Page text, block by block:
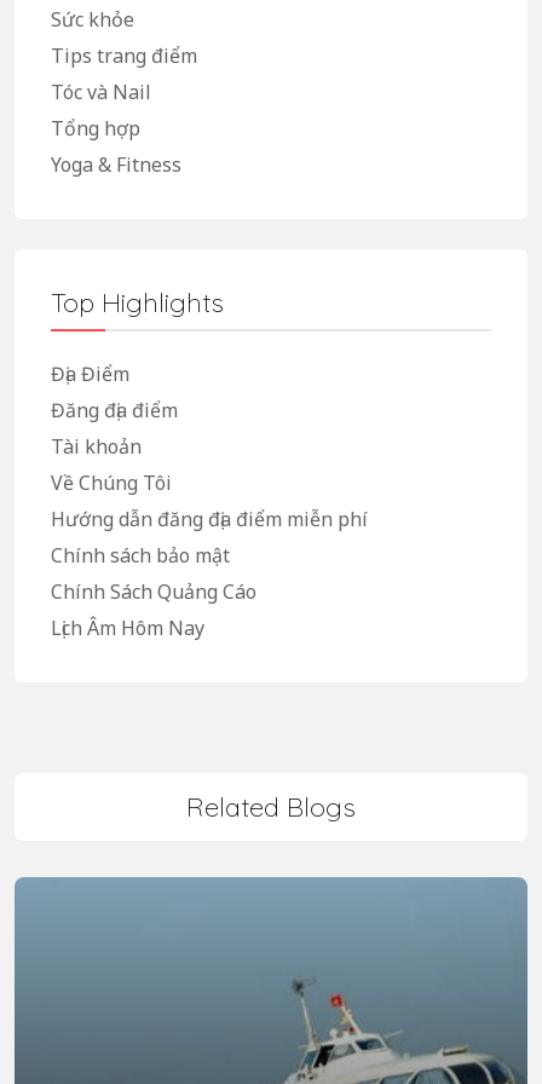
Sức khỏe
Tips trang điểm
Tóc và Nail
Tổng hợp
Yoga & Fitness
Top Highlights
Địa Điểm
Đăng địa điểm
Tài khoản
Về Chúng Tôi
Hướng dẫn đăng địa điểm miễn phí
Chính sách bảo mật
Chính Sách Quảng Cáo
Lịch Âm Hôm Nay
Related Blogs